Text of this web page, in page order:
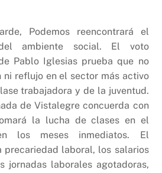
Podemos reencontrará el
ambiente social. El voto
Pablo Iglesias prueba que no
ni reflujo en el sector más activo
trabajadora y de la juventud.
de Vistalegre concuerda con
la lucha de clases en el
los meses inmediatos. El
precariedad laboral, los salarios
jornadas laborales agotadoras,